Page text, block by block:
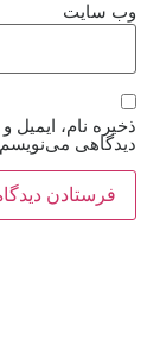
وب‌ سایت
ذخیره نام، ایمیل
دیدگاهی